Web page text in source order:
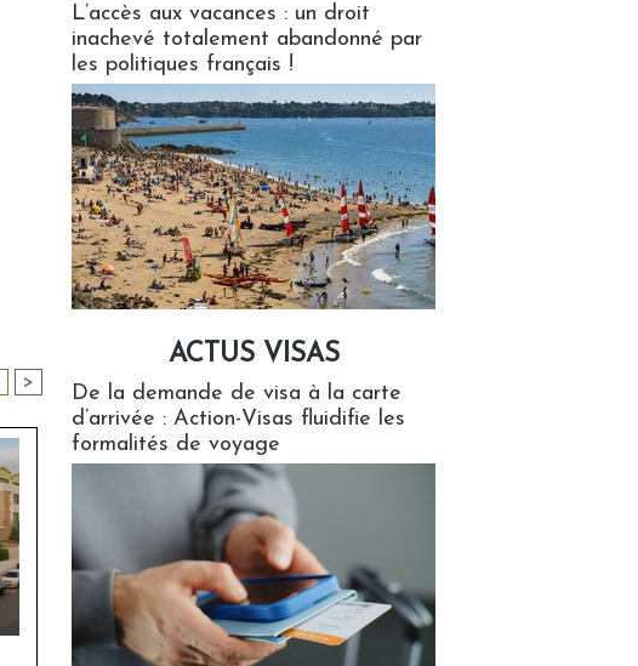
>
L’accès aux vacances : un droit
inachevé totalement abandonné par
les politiques français !
ACTUS VISAS
De la demande de visa à la carte
d’arrivée : Action-Visas fluidifie les
formalités de voyage